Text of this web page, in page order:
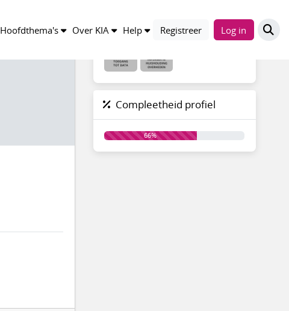
Hoofdthema's Over KIA Help Registreer Log in
Compleetheid profiel
66%